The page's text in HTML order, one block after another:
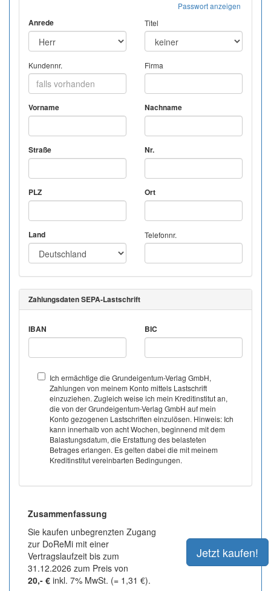
Passwort anzeigen
Anrede Titel
Kundennr. Firma
Vorname Nachname
Straße Nr.
PLZ Ort
Land Telefonnr.
Zahlungsdaten SEPA-Lastschrift
IBAN BIC
Ich ermächtige die Grundeigentum-Verlag GmbH,
Zahlungen von meinem Konto mittels Lastschrift
einzuziehen. Zugleich weise ich mein Kreditinstitut an,
die von der Grundeigentum-Verlag GmbH auf mein
Konto gezogenen Lastschriften einzulösen. Hinweis: Ich
kann innerhalb von acht Wochen, beginnend mit dem
Balastungsdatum, die Erstattung des belasteten
Betrages erlangen. Es gelten dabei die mit meinem
Kreditinstitut vereinbarten Bedingungen.
Zusammenfassung
Sie kaufen unbegrenzten Zugang
zur DoReMi mit einer
Vertragslaufzeit bis zum
31.12.2026 zum Preis von
20,- € inkl. 7% MwSt. (= 1,31 €).